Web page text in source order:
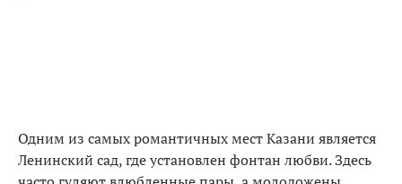
Одним из самых романтичных мест Казани является
Ленинский сад, где установлен фонтан любви. Здесь